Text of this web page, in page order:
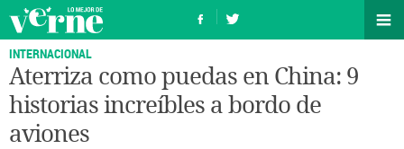
INTERNACIONAL
Aterriza como puedas en China: 9
historias increíbles a bordo de
aviones